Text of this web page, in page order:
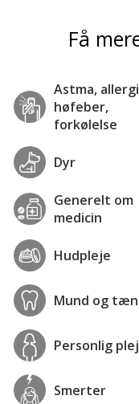
Få
Astma,
høfeber,
forkølelse
Dyr
Generelt om
medicin
Hudpleje
Mund og
Personlig
Smerter